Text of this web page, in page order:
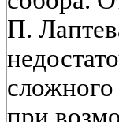
П.